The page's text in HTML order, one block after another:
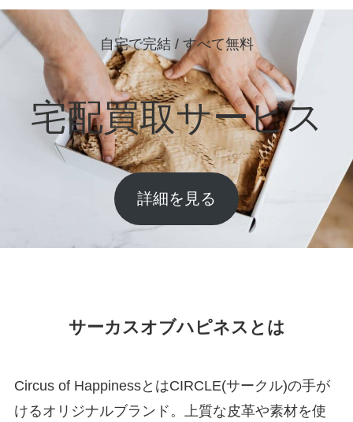
自宅で完結 / すべて無料
宅配買取サービス
詳細を見る
サーカスオブハピネスとは
Circus of HappinessとはCIRCLE(サークル)の手が
けるオリジナルブランド。上質な皮革や素材を使